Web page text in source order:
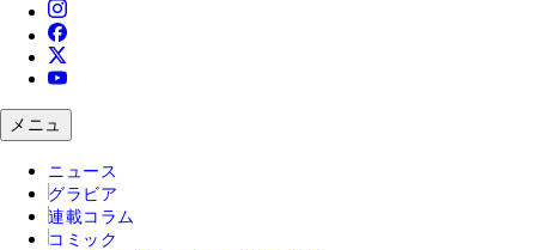
メニュ
ニュース
グラビア
連載コラム
コミック